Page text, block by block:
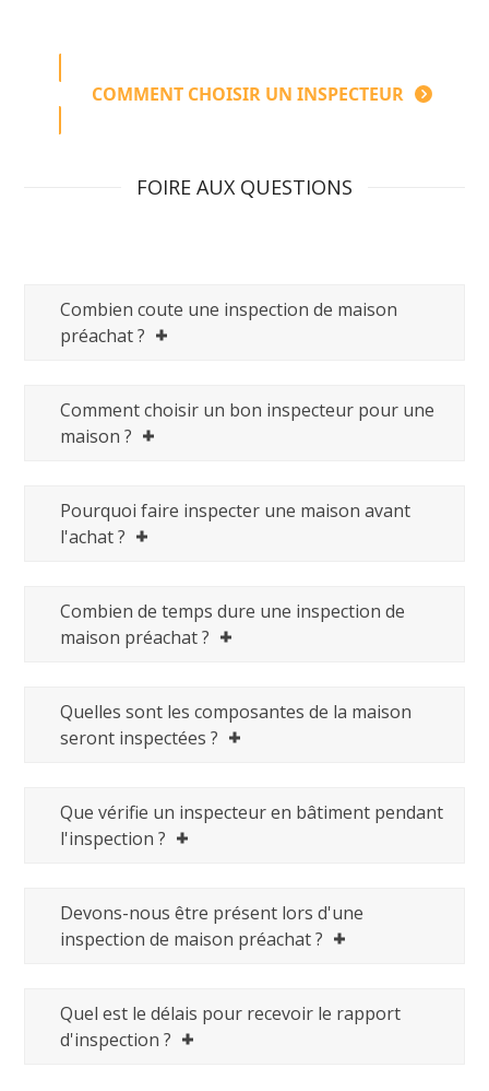
COMMENT CHOISIR UN INSPECTEUR
FOIRE AUX QUESTIONS
Combien coute une inspection de maison
préachat ?
Comment choisir un bon inspecteur pour une
maison ?
Pourquoi faire inspecter une maison avant
l'achat ?
Combien de temps dure une inspection de
maison préachat ?
Quelles sont les composantes de la maison
seront inspectées ?
Que vérifie un inspecteur en bâtiment pendant
l'inspection ?
Devons-nous être présent lors d'une
inspection de maison préachat ?
Quel est le délais pour recevoir le rapport
d'inspection ?